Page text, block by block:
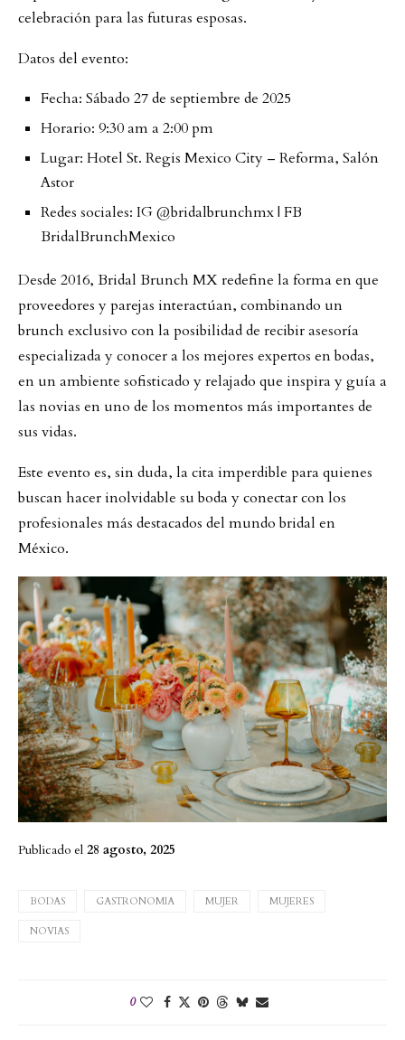
celebración para las futuras esposas.
Datos del evento:
Fecha: Sábado 27 de septiembre de 2025
Horario: 9:30 am a 2:00 pm
Lugar: Hotel St. Regis Mexico City – Reforma, Salón
Astor
Redes sociales: IG @bridalbrunchmx | FB
BridalBrunchMexico
Desde 2016, Bridal Brunch MX redefine la forma en que
proveedores y parejas interactúan, combinando un
brunch exclusivo con la posibilidad de recibir asesoría
especializada y conocer a los mejores expertos en bodas,
en un ambiente sofisticado y relajado que inspira y guía a
las novias en uno de los momentos más importantes de
sus vidas.
Este evento es, sin duda, la cita imperdible para quienes
buscan hacer inolvidable su boda y conectar con los
profesionales más destacados del mundo bridal en
México.
Publicado el 28 agosto, 2025
BODAS GASTRONOMIA MUJER MUJERES
NOVIAS
0